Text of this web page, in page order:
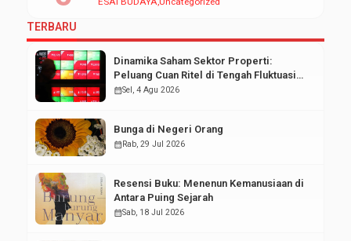
TERBARU
Dinamika Saham Sektor Properti:
Peluang Cuan Ritel di Tengah Fluktuasi
Pasar Modal
calendar_monthSel, 4 Agu 2026
Bunga di Negeri Orang
calendar_monthRab, 29 Jul 2026
Resensi Buku: Menenun Kemanusiaan di
Antara Puing Sejarah
calendar_monthSab, 18 Jul 2026